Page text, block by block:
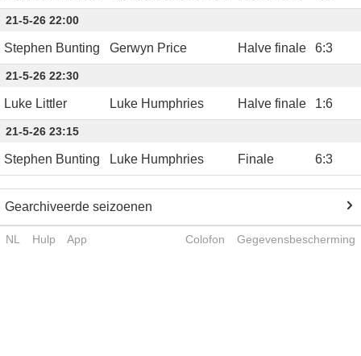
21-5-26 22:00
Stephen Bunting Gerwyn Price Halve finale 6:3
21-5-26 22:30
Luke Littler Luke Humphries Halve finale 1:6
21-5-26 23:15
Stephen Bunting Luke Humphries Finale 6:3
Gearchiveerde seizoenen
NL Hulp App Colofon Gegevensbescherming